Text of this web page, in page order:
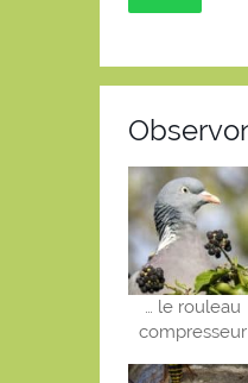
… le rouleau
compresseur